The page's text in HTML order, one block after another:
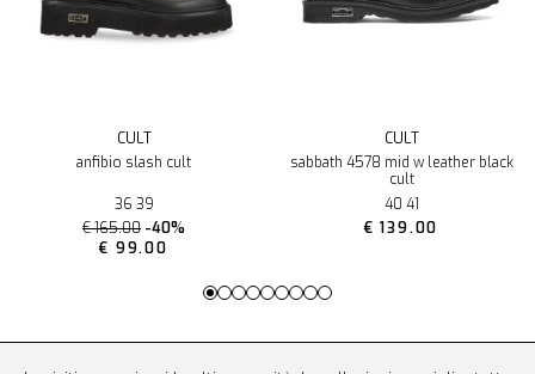
CULT
anfibio slash cult
36 39
€ 165.00 -40%
€ 99.00
CULT
sabbath 4578 mid w leather black
cult
40 41
€ 139.00